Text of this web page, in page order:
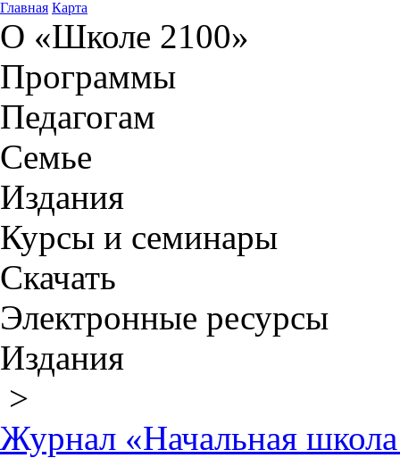
Главная Карта
О «Школе 2100»
Программы
Педагогам
Семье
Издания
Курсы и семинары
Скачать
Электронные ресурсы
Издания
>
Журнал «Начальная